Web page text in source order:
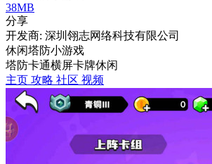
38MB
分享
开发商: 深圳翎志网络科技有限公司
休闲塔防小游戏
塔防卡通横屏卡牌休闲
主页 攻略 社区 视频